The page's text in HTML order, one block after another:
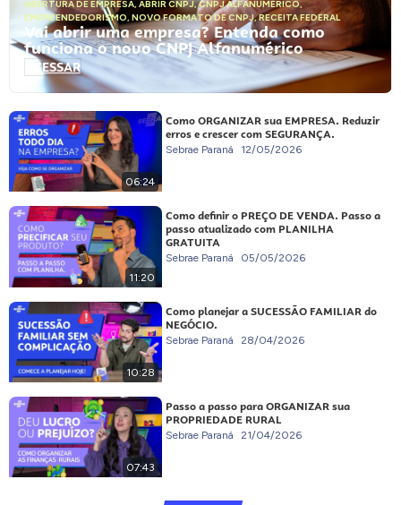
ABERTURA DE EMPRESA, ABRIR CNPJ,CNPJ ALFANUMÉRICO,
EMPREENDEDORISMO, NOVO FORMATO DE CNPJ,RECEITA FEDERAL
Vai abrir uma empresa? Entenda como
funciona o novo CNPJ Alfanumérico
ACESSAR
06:24
Como ORGANIZAR sua EMPRESA. Reduzir
erros e crescer com SEGURANÇA.
Sebrae Paraná 12/05/2026
11:20
Como definir o PREÇO DE VENDA. Passo a
passo atualizado com PLANILHA
GRATUITA
Sebrae Paraná 05/05/2026
10:28
Como planejar a SUCESSÃO FAMILIAR do
NEGÓCIO.
Sebrae Paraná 28/04/2026
07:43
Passo a passo para ORGANIZAR sua
PROPRIEDADE RURAL
Sebrae Paraná 21/04/2026